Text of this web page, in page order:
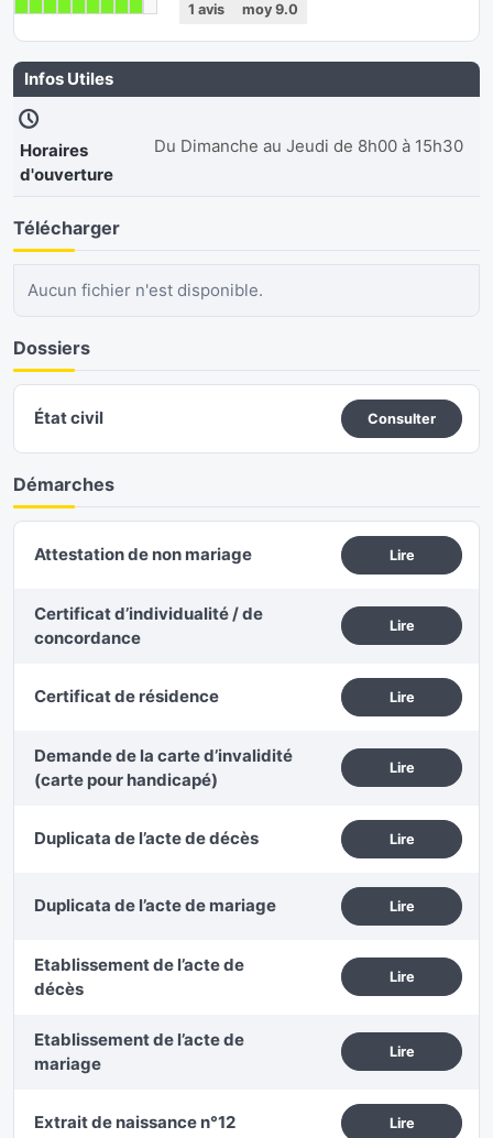
1 avis moy 9.0
Infos Utiles
Horaires
d'ouverture
Du Dimanche au Jeudi de 8h00 à 15h30
Télécharger
Aucun fichier n'est disponible.
Dossiers
État civil Consulter
Démarches
Attestation de non mariage Lire
Certificat d’individualité / de
concordance
Lire
Certificat de résidence Lire
Demande de la carte d’invalidité
(carte pour handicapé)
Lire
Duplicata de l’acte de décès Lire
Duplicata de l’acte de mariage Lire
Etablissement de l’acte de
décès
Lire
Etablissement de l’acte de
mariage
Lire
Extrait de naissance n°12 Lire